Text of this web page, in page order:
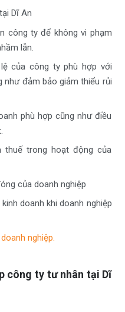
Dĩ An
công ty để không vi phạm
lẫn.
của công ty phù hợp với
như đảm bảo giảm thiểu rủi
phù hợp cũng như điều
thuế trong hoạt động của
của doanh nghiệp
doanh khi doanh nghiệp
nghiệp.
công ty tư nhân tại Dĩ